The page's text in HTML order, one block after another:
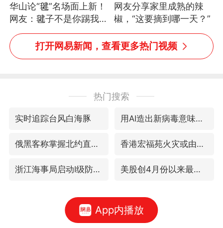
华山论“毽”名场面上新！
网友：毽子不是你踢我
捡，我踢你捡吗
网友分享家里成熟的辣
椒，“这要摘到哪一天？”
打开网易新闻，查看更多热门视频
热门搜索
实时追踪台风白海豚 用AI造出新病毒意味着什么
俄黑客称掌握北约直接参与袭俄证据 香港宏福苑火灾或由烟头引起
浙江海事局启动Ⅰ级防台应急响应 美股创4月份以来最大单周涨幅
App内播放